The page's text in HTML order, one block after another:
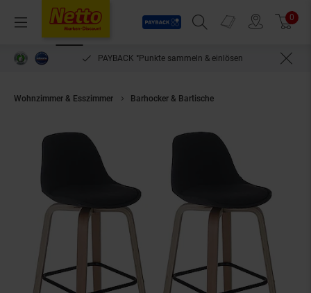
Menü
Payback
Suchfeld einblenden
Prospekte 0
PAYBACK °Punkte sammeln & einlösen
Wohnzimmer & Esszimmer Barhocker & Bartische